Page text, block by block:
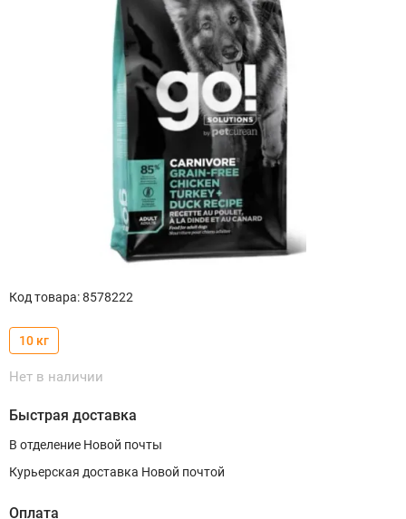
Код товара:8578222
10 кг
Нет в наличии
Быстрая доставка
В отделение Новой почты
Курьерская доставка Новой почтой
Оплата